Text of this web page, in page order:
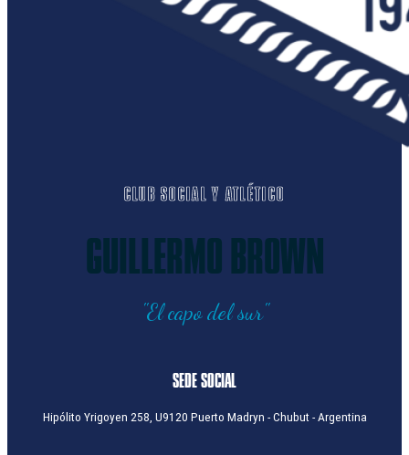
CLUB SOCIAL Y ATLÉTICO
GUILLERMO BROWN
"El capo del sur"
SEDE SOCIAL
Hipólito Yrigoyen 258, U9120 Puerto Madryn - Chubut - Argentina